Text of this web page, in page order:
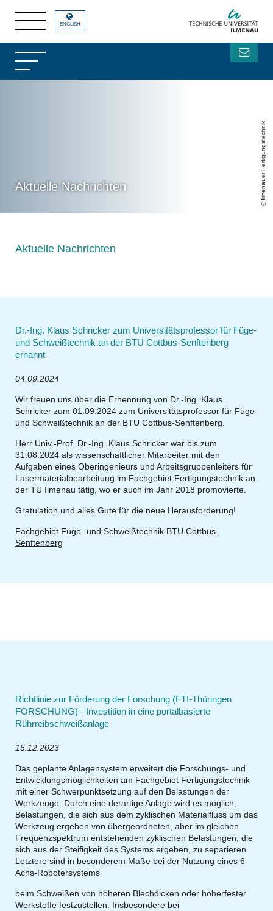
Aktuelle Nachrichten Ilmenauer Fertigungstechnik
ENGLISH
Aktuelle Nachrichten
Dr.-Ing. Klaus Schricker zum Universitätsprofessor für Füge-
und Schweißtechnik an der BTU Cottbus-Senftenberg
ernannt
04.09.2024
Wir freuen uns über die Ernennung von Dr.-Ing. Klaus
Schricker zum 01.09.2024 zum Universitätsprofessor für Füge-
und Schweißtechnik an der BTU Cottbus-Senftenberg.
Herr Univ.-Prof. Dr.-Ing. Klaus Schricker war bis zum
31 .08.2024 als wissenschaftlicher Mitarbeiter mit den
Aufgaben eines Oberingenieurs und Arbeitsgruppenleiters für
Lasermaterialbearbeitung im Fachgebiet Fertigungstechnik an
der TU Ilmenau tätig, wo er auch im Jahr 2018 promovierte
Gratulation und alles Gute für die neue Herausforderung!
Fachgebiet Füge- und Schweißtechnik BTU Cottbus-
Senftenberg
Richtlinie zur Förderung der Forschung (FTI-Thüringen
FORSCHUNG) - Investition in eine portalbasierte
Rührreibschweißanlage
15.12.2023
Das geplante Anlagensystem erweitert die Forschungs- und
Entwicklungsmöglichkeiten am Fachgebiet Fertigungstechnik
mit einer Schwerpunktsetzung auf den Belastungen der
Werkzeuge. Durch eine derartige Anlage wird es möglich,
Belastungen, die sich aus dem zyklischen Materialfluss um das
Werkzeug ergeben von übergeordneten, aber im gleichen
Frequenzspektrum entstehenden zyklischen Belastungen, die
sich aus der Steifigkeit des Systems ergeben, zu separieren.
Letztere sind in besonderem Maße bei der Nutzung eines 6-
Achs-Robotersystems
beim Schweißen von höheren Blechdicken oder höherfester
Werkstoffe festzustellen. Insbesondere bei